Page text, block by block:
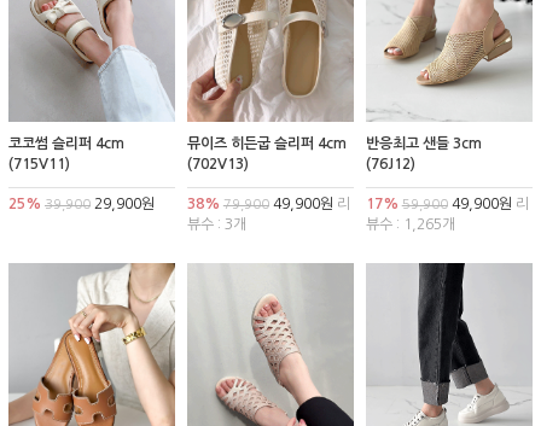
코코썸 슬리퍼 4cm
(715V11)
25% 39,900 29,900원
뮤이즈 히든굽 슬리퍼 4cm
(702V13)
38% 79,90049,900원 리
뷰수 : 3개
반응최고 샌들 3cm
(76J12)
17% 59,90049,900원 리
뷰수 : 1,265개